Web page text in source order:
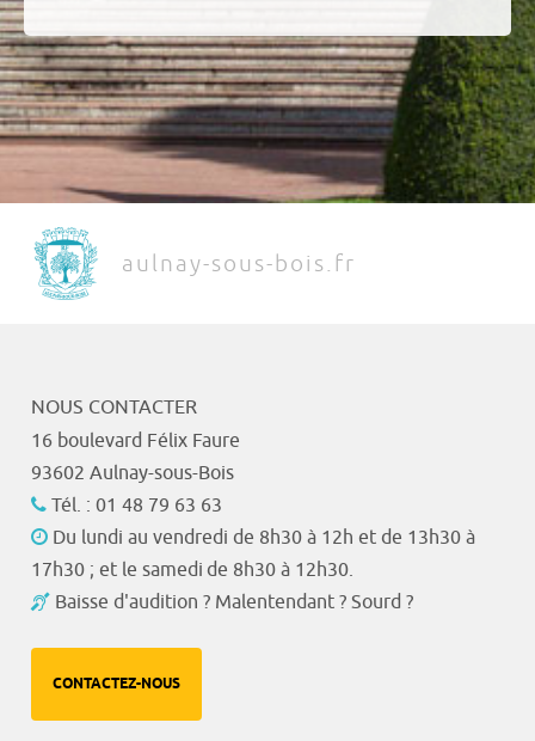
aulnay-sous-bois.fr
NOUS CONTACTER
16 boulevard Félix Faure
93602 Aulnay-sous-Bois
Tél. : 01 48 79 63 63
Du lundi au vendredi de 8h30 à 12h et de 13h30 à
17h30 ; et le samedi de 8h30 à 12h30.
Baisse d'audition ? Malentendant ? Sourd ?
CONTACTEZ-NOUS